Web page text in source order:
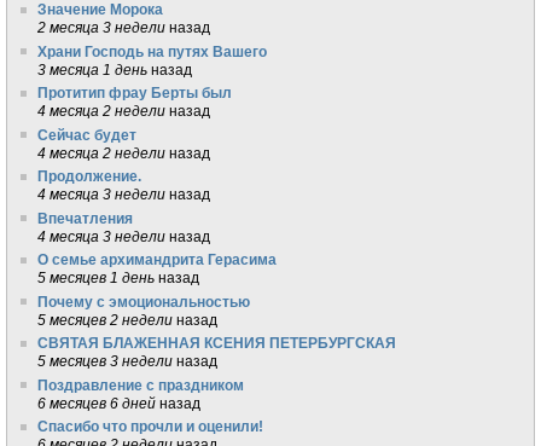
Значение Морока
2 месяца 3 недели назад
Храни Господь на путях Вашего
3 месяца 1 день назад
Протитип фрау Берты был
4 месяца 2 недели назад
Сейчас будет
4 месяца 2 недели назад
Продолжение.
4 месяца 3 недели назад
Впечатления
4 месяца 3 недели назад
О семье архимандрита Герасима
5 месяцев 1 день назад
Почему с эмоциональностью
5 месяцев 2 недели назад
СВЯТАЯ БЛАЖЕННАЯ КСЕНИЯ ПЕТЕРБУРГСКАЯ
5 месяцев 3 недели назад
Поздравление с праздником
6 месяцев 6 дней назад
Спасибо что прочли и оценили!